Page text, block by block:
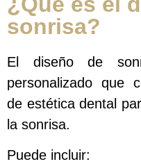
sonrisa?
El diseño de
personalizado que
de estética dental
la sonrisa.
Puede incluir: